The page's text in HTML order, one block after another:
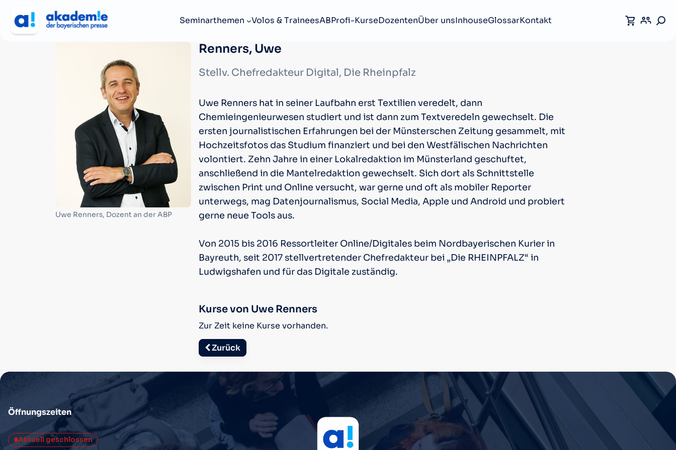
Seminarthemen Volos & TraineesABProfi-KurseDozentenÜber unsInhouseGlossarKontakt
Uwe Renners, Dozent an der ABP
Renners, Uwe
Stellv. Chefredakteur Digital, Die Rheinpfalz
Uwe Renners hat in seiner Laufbahn erst Textilien veredelt, dann
Chemieingenieurwesen studiert und ist dann zum Textveredeln gewechselt. Die
ersten journalistischen Erfahrungen bei der Münsterschen Zeitung gesammelt, mit
Hochzeitsfotos das Studium finanziert und bei den Westfälischen Nachrichten
volontiert. Zehn Jahre in einer Lokalredaktion im Münsterland geschuftet,
anschließend in die Mantelredaktion gewechselt. Sich dort als Schnittstelle
zwischen Print und Online versucht, war gerne und oft als mobiler Reporter
unterwegs, mag Datenjournalismus, Social Media, Apple und Android und probiert
gerne neue Tools aus.
Von 2015 bis 2016 Ressortleiter Online/Digitales beim Nordbayerischen Kurier in
Bayreuth, seit 2017 stellvertretender Chefredakteur bei „Die RHEINPFALZ“ in
Ludwigshafen und für das Digitale zuständig.
Kurse von Uwe Renners
Zur Zeit keine Kurse vorhanden.
Zurück
Öffnungszeiten
Aktuell geschlossen